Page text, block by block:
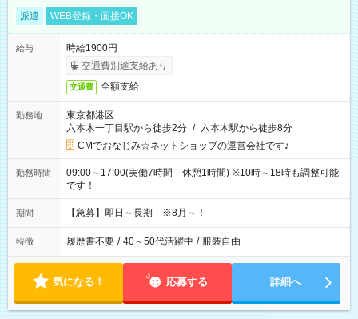
派遣 WEB登録・面接OK
給与
時給1900円
交通費別途支給あり
交通費 全額支給
勤務地
東京都港区
六本木一丁目駅から徒歩2分 / 六本木駅から徒歩8分
CMでおなじみ☆ネットショップの運営会社です♪
勤務時間
09:00～17:00(実働7時間 休憩1時間) ※10時～18時も調整可能
です！
期間 【急募】即日～長期 ※8月～！
特徴 履歴書不要 / 40～50代活躍中 / 服装自由
気になる！ 応募する 詳細へ